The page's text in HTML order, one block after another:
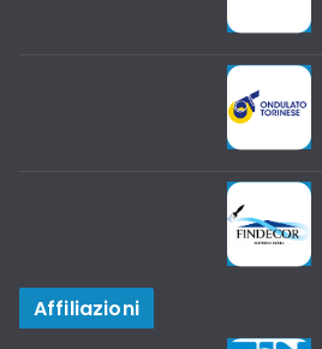
Affiliazioni